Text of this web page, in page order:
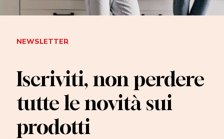
NEWSLETTER
Iscriviti, non perdere
tutte le novità sui
prodotti